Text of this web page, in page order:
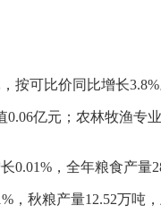
按可比价同比增长
亿元；农林牧渔专
0.01%，全年粮食产量
，秋粮产量12.52万吨